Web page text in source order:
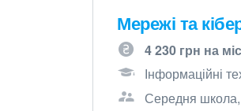
Мережі та
4 230 грн на
Інформаційні
Середня школа,